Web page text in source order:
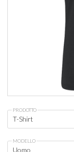
PRODOTTO
MODELLO